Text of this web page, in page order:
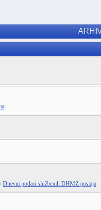
Dnevni podaci službenih DHMZ postaja